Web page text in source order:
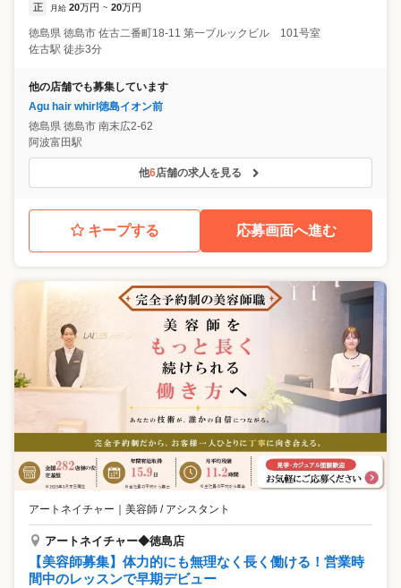
正 月給 20万円 ~ 20万円
徳島県 徳島市 佐古二番町18-11 第一ブルックビル 101号室
佐古駅 徒歩3分
他の店舗でも募集しています
Agu hair whirl徳島イオン前
徳島県 徳島市 南末広2-62
阿波富田駅
他6店舗の求人を見る
キープする 応募画面へ進む
アートネイチャー 美容師 / アシスタント
アートネイチャー◆徳島店
【美容師募集】体力的にも無理なく長く働ける！営業時
間中のレッスンで早期デビュー